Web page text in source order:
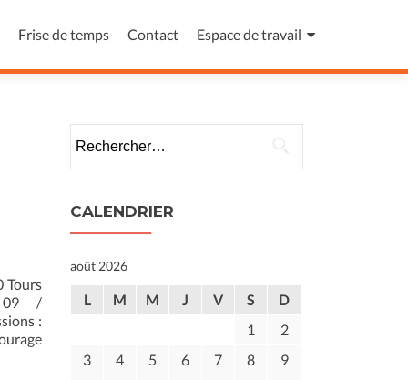
Frise de temps Contact Espace de travail
Tours
09 /
:
CALENDRIER
août 2026
L M M J V S
D
1
2
3
4 5 6 7 8
9